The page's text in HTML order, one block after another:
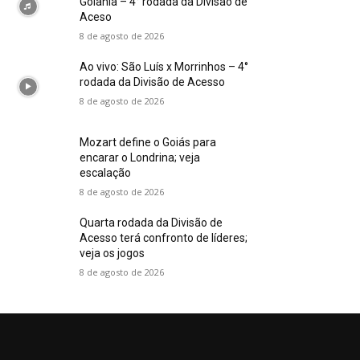
Aceso
8 de agosto de 2026
Ao vivo: São Luís x Morrinhos – 4°
rodada da Divisão de Acesso
8 de agosto de 2026
Mozart define o Goiás para
encarar o Londrina; veja
escalação
8 de agosto de 2026
Quarta rodada da Divisão de
Acesso terá confronto de líderes;
veja os jogos
8 de agosto de 2026